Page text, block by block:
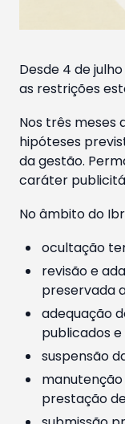
Desde 4 de
as restrições
Nos três meses
hipóteses
da gestão.
caráter
No âmbito do
ocultação
revisão e
preservada
adequação
publicados
suspensão
prestação